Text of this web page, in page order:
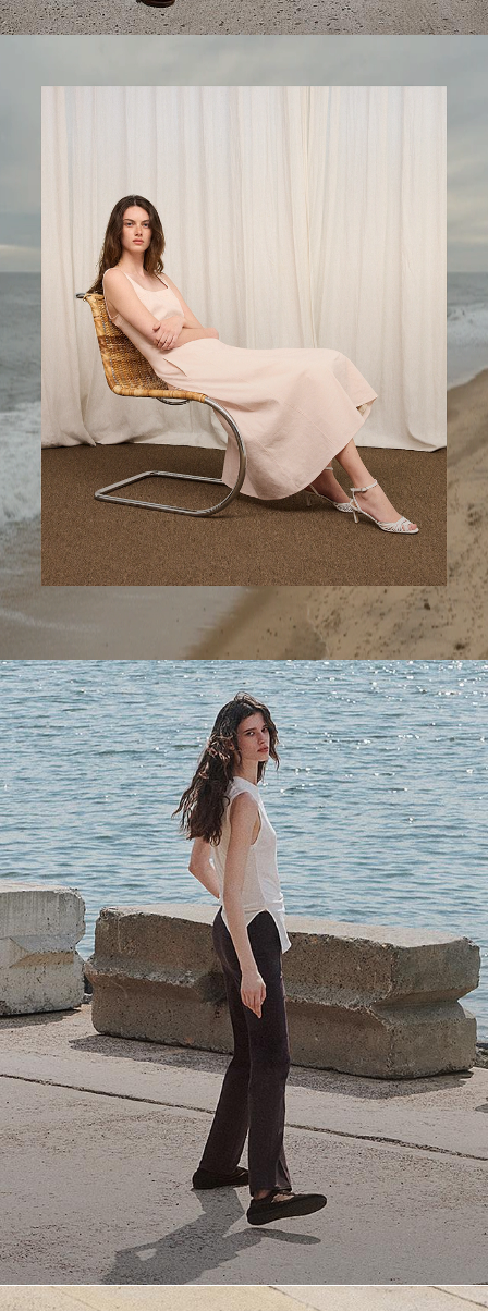
Perfektionierte Hosen
Holen Sie sich unsere charakteristischen Silhouetten.
Alltägliche Klassiker
Atmungsaktive Must-have T-Shirts und edle Poloshirts für den
Spätsommer.
JETZT SHOPPEN